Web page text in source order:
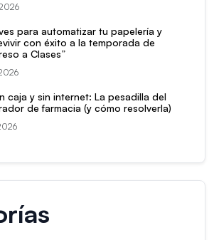
para automatizar tu papelería y
con éxito a la temporada de
a Clases”
caja y sin internet: La pesadilla del
de farmacia (y cómo resolverla)